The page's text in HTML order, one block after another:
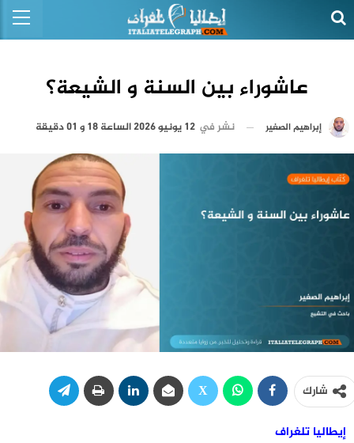
عاشوراء بين السنة و الشيعة؟
إبراهيم الصغير نشر في 12 يونيو 2026 الساعة 18 و 01 دقيقة
شارك
إيطاليا تلغراف